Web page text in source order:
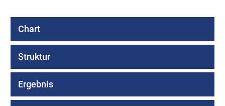
Chart
Struktur
Ergebnis